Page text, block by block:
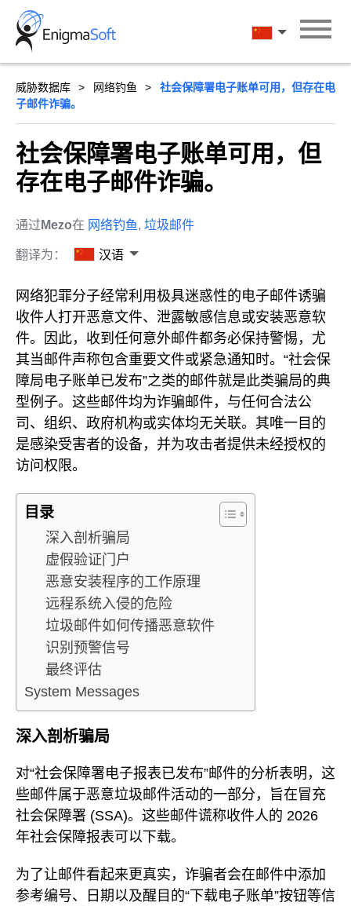
Skip
content
汉语
威胁数据库 网络钓鱼
社会保障署电子账单可用，但存在电
子邮件诈骗。
社会保障署电子账单可用，但
存在电子邮件诈骗。
通过 Mezo在 网络钓鱼, 垃圾邮件
翻译为： 汉语
网络犯罪分子经常利用极具迷惑性的电子邮件诱骗
收件人打开恶意文件、泄露敏感信息或安装恶意软
件。因此，收到任何意外邮件都务必保持警惕，尤
其当邮件声称包含重要文件或紧急通知时。“社会保
障局电子账单已发布”之类的邮件就是此类骗局的典
型例子。这些邮件均为诈骗邮件，与任何合法公
司、组织、政府机构或实体均无关联。其唯一目的
是感染受害者的设备，并为攻击者提供未经授权的
访问权限。
目录
深入剖析骗局
虚假验证门户
恶意安装程序的工作原理
远程系统入侵的危险
垃圾邮件如何传播恶意软件
识别预警信号
最终评估
System Messages
深入剖析骗局
对“社会保障署电子报表已发布”邮件的分析表明，这
些邮件属于恶意垃圾邮件活动的一部分，旨在冒充
社会保障署 (SSA)。这些邮件谎称收件人的 2026
年社会保障报表可以下载。
为了让邮件看起来更真实，诈骗者会在邮件中添加
参考编号、日期以及醒目的“下载电子账单”按钮等信